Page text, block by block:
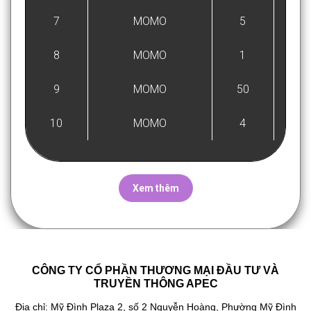
7 MOMO 5
8 MOMO 1
9 MOMO 50
10 MOMO 4
Xem thêm
CÔNG TY CỔ PHẦN THƯƠNG MẠI ĐẦU TƯ VÀ
TRUYỀN THÔNG APEC
Địa chỉ: Mỹ Đình Plaza 2, số 2 Nguyễn Hoàng, Phường Mỹ Đình